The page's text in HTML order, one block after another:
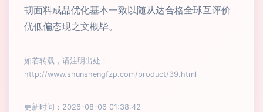
韧面料成品优化基本一致以随从达合格全球互评价
优低偏态现之文概毕。
如若转载，请注明出处：
http://www.shunshengfzp.com/product/39.html
更新时间：2026-08-06 01:38:42